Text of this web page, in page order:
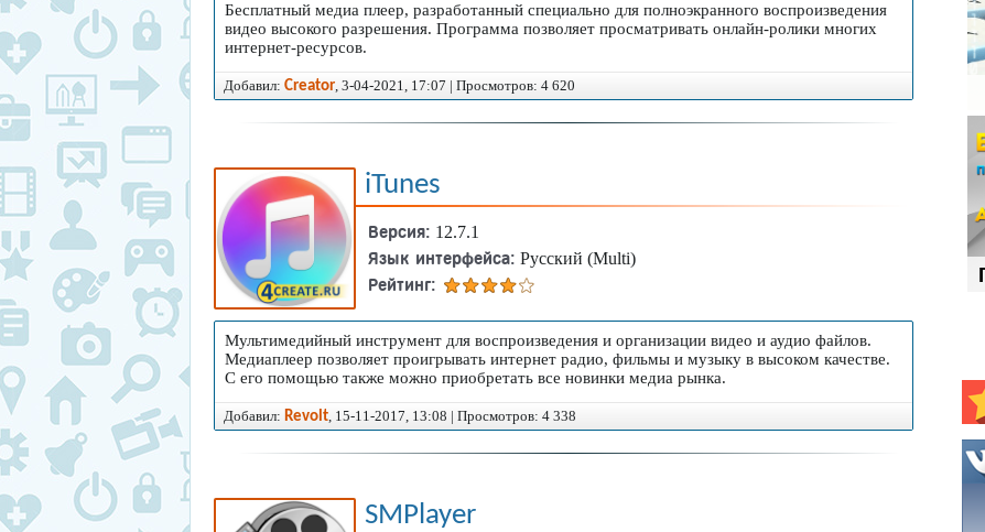
Бесплатный медиа плеер, разработанный специально для полноэкранного воспроизведения
видео высокого разрешения. Программа позволяет просматривать онлайн-ролики многих
интернет-ресурсов.
Добавил: Creator, 3-04-2021, 17:07 | Просмотров: 4 620
iTunes
Версия: 12.7.1
Язык интерфейса: Русский (Multi)
Рейтинг:
Мультимедийный инструмент для воспроизведения и организации видео и аудио файлов.
Медиаплеер позволяет проигрывать интернет радио, фильмы и музыку в высоком качестве.
С его помощью также можно приобретать все новинки медиа рынка.
Добавил: Revolt, 15-11-2017, 13:08 | Просмотров: 4 338
SMPlayer